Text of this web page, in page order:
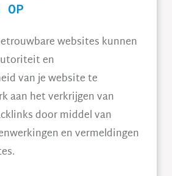
OP
websites kunnen
en
van je website te
aan het verkrijgen van
door middel van
en vermeldingen